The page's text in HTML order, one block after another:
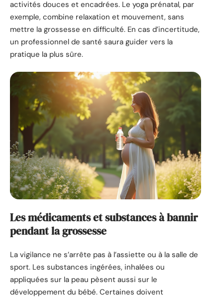
activités douces et encadrées. Le yoga prénatal, par
exemple, combine relaxation et mouvement, sans
mettre la grossesse en difficulté. En cas d’incertitude,
un professionnel de santé saura guider vers la
pratique la plus sûre.
Les médicaments et substances à bannir
pendant la grossesse
La vigilance ne s’arrête pas à l’assiette ou à la salle de
sport. Les substances ingérées, inhalées ou
appliquées sur la peau pèsent aussi sur le
développement du bébé. Certaines doivent